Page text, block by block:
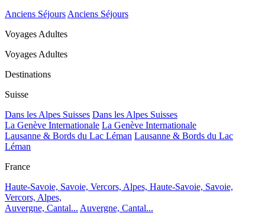
Anciens Séjours Anciens Séjours
Voyages Adultes
Voyages Adultes
Destinations
Suisse
Dans les Alpes Suisses Dans les Alpes Suisses
La Genève Internationale La Genève Internationale
Lausanne & Bords du Lac Léman Lausanne & Bords du Lac
Léman
France
Haute-Savoie, Savoie, Vercors, Alpes, Haute-Savoie, Savoie,
Vercors, Alpes,
Auvergne, Cantal... Auvergne, Cantal...